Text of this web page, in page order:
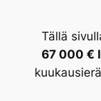
Tällä
67 000 €